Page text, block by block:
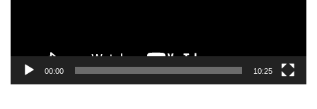
00:00 10:25